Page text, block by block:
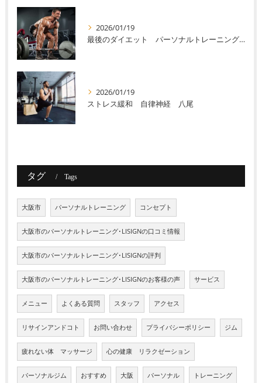
2026/01/19
最後のダイエット パーソナルトレーニング 八尾
2026/01/19
ストレス緩和 自律神経 八尾
タグ Tags
大阪市 パーソナルトレーニング コンセプト
大阪市のパーソナルトレーニング･LISIGNの口コミ情報
大阪市のパーソナルトレーニング･LISIGNの評判
大阪市のパーソナルトレーニング･LISIGNのお客様の声 サービス
メニュー よくある質問 スタッフ アクセス
リサインアンドコト お問い合わせ プライバシーポリシー ジム
疲れない体 マッサージ 心の健康 リラクゼーション
パーソナルジム おすすめ 大阪 パーソナル トレーニング